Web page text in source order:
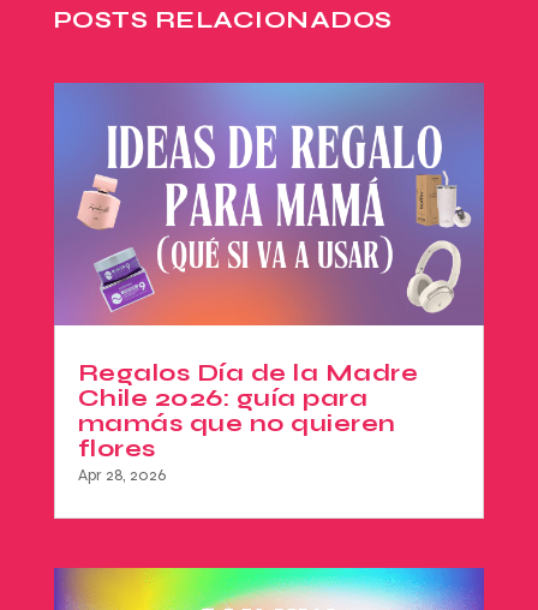
POSTS RELACIONADOS
Regalos Día de la Madre
Chile 2026: guía para
mamás que no quieren
flores
Apr 28, 2026